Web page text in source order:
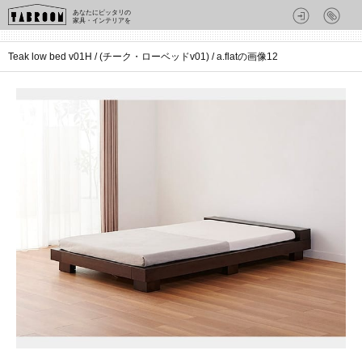
あなたにピッタリの
家具・インテリアを
Teak low bed v01H / (チーク・ローベッドv01) / a.flatの画像12